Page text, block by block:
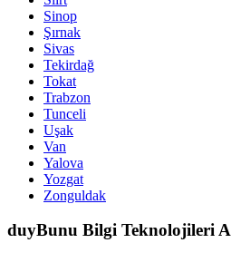
Sinop
Şırnak
Sivas
Tekirdağ
Tokat
Trabzon
Tunceli
Uşak
Van
Yalova
Yozgat
Zonguldak
duyBunu Bilgi Teknolojileri